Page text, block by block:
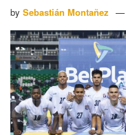
by Sebastián Montañez